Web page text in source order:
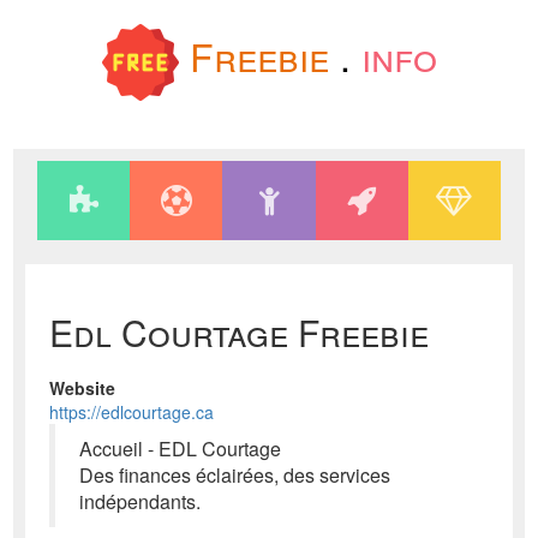
Freebie . info
Edl Courtage Freebie
Website
https://edlcourtage.ca
Accueil - EDL Courtage
Des finances éclairées, des services
indépendants.